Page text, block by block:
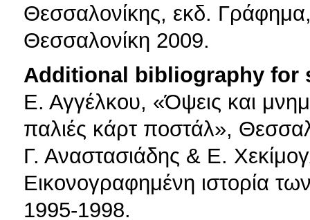
Θεσσαλονίκης, εκδ.
Θεσσαλονίκη 2009.
Additional bibliography for
Ε. Αγγέλκου, «Όψεις και
παλιές κάρτ ποστάλ»,
Γ. Αναστασιάδης & Ε.
Εικονογραφημένη ιστορία
1995-1998.